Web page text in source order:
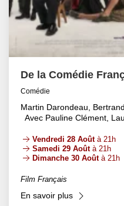
De la Comédie
Comédie
Martin Darondeau,
Avec Pauline Clément,
Vendredi 28 Aoûtà 21h
Samedi 29 Aoûtà 21h
Dimanche 30 Aoûtà 21h
Film Français
En savoir plus